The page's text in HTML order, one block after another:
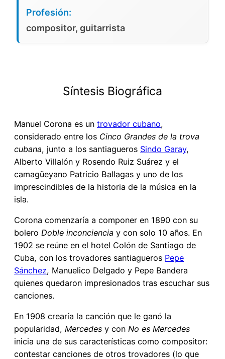
Profesión:
compositor, guitarrista
Síntesis Biográfica
Manuel Corona es un trovador cubano,
considerado entre los Cinco Grandes de la trova
cubana, junto a los santiagueros Sindo Garay,
Alberto Villalón y Rosendo Ruiz Suárez y el
camagüeyano Patricio Ballagas y uno de los
imprescindibles de la historia de la música en la
isla.
Corona comenzaría a componer en 1890 con su
bolero Doble inconciencia y con solo 10 años. En
1902 se reúne en el hotel Colón de Santiago de
Cuba, con los trovadores santiagueros Pepe
Sánchez, Manuelico Delgado y Pepe Bandera
quienes quedaron impresionados tras escuchar sus
canciones.
En 1908 crearía la canción que le ganó la
popularidad, Mercedes y con No es Mercedes
inicia una de sus características como compositor:
contestar canciones de otros trovadores (lo que